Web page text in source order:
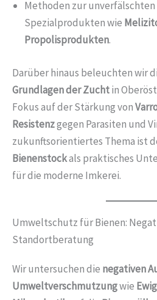
Methoden zur unverfälschten
Spezialprodukten wie
Propolisprodukten.
Darüber hinaus beleuchten wir
Grundlagen der Zuchtin
Fokus auf der Stärkung von
Resistenzgegen Parasiten und
zukunftsorientiertes Thema ist
Bienenstockals praktisches
für die moderne Imkerei.
Umweltschutz für Bienen:
Standortberatung
Wir untersuchen die negativen
Umweltverschmutzungwie